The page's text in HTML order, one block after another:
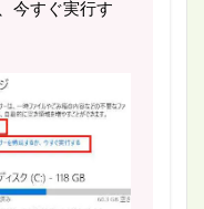
今すぐ実行す